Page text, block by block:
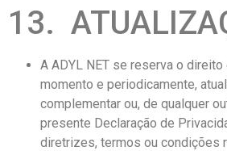
13.
A ADYL NET se reserva o direito
momento e periodicamente,
complementar ou, de qualquer
presente Declaração de
diretrizes, termos ou condições